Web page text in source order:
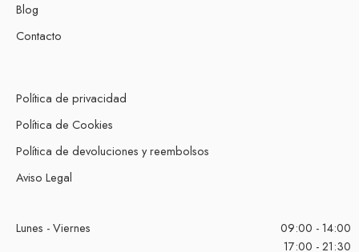
Blog
Contacto
Política de privacidad
Política de Cookies
Política de devoluciones y reembolsos
Aviso Legal
Lunes - Viernes
09:00 - 14:00
17:00 - 21:30